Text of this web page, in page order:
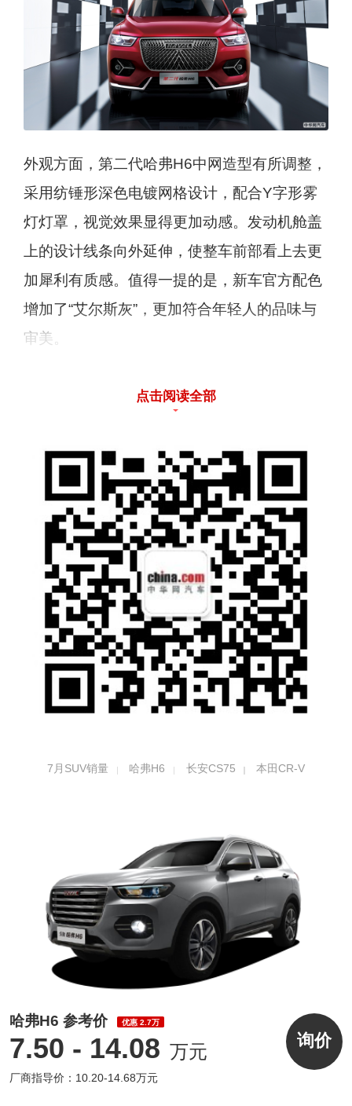
外观方面，第二代哈弗H6中网造型有所调整，
采用纺锤形深色电镀网格设计，配合Y字形雾
灯灯罩，视觉效果显得更加动感。发动机舱盖
上的设计线条向外延伸，使整车前部看上去更
加犀利有质感。值得一提的是，新车官方配色
增加了“艾尔斯灰”，更加符合年轻人的品味与
审美。
车身侧面来看，新款哈弗H6仍然保留了现款车
型的设计风格，前后保险杠造型相呼应，更加
凸显整车的流畅性，但后保险杠下方装饰条仍
与老款有所区别，大家可以很容易从这一点上
内饰方面，新款哈弗H6也进行了优化升级，在
保留铂金版黑色、黑红及黑棕三种内饰颜色的
点击阅读全部
7月SUV销量 哈弗H6 长安CS75 本田CR-V
哈弗H6 参考价 优惠 2.7万
7.50 - 14.08 万元
厂商指导价：10.20-14.68万元
询价